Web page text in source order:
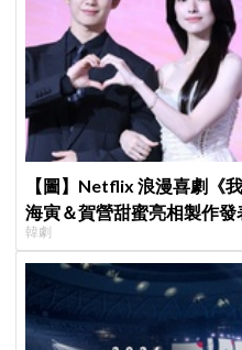
【圖】Netflix 浪漫喜劇《
海寅＆賀營甜蜜亮相製作
待
韓劇